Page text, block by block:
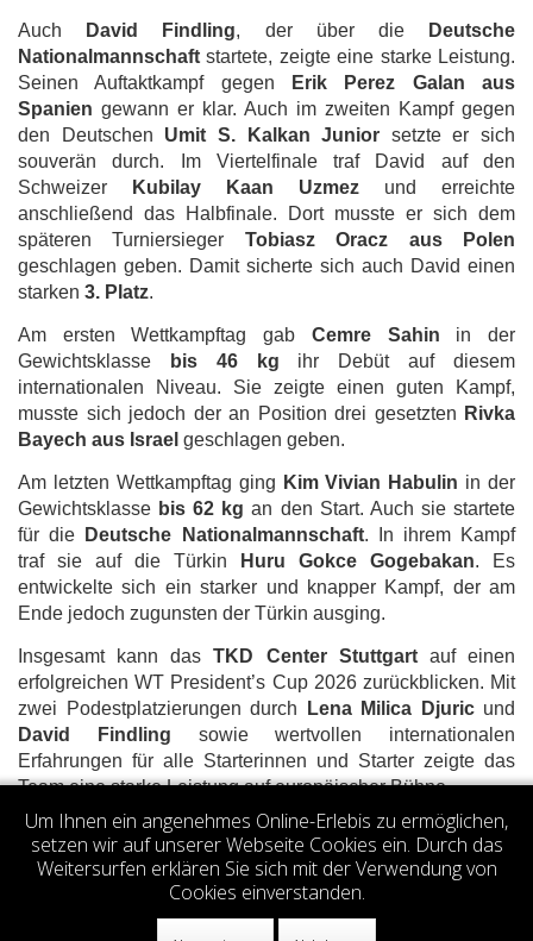
Auch David Findling, der über die
Deutsche
Nationalmannschaft startete, zeigte eine starke Leistung.
Seinen Auftaktkampf gegen
Erik Perez Galan aus
Spanien gewann er klar. Auch im zweiten Kampf gegen
den Deutschen Umit S. Kalkan Junior setzte er sich
souverän durch. Im Viertelfinale traf David auf den
Schweizer
Kubilay Kaan Uzmez und erreichte
anschließend das Halbfinale. Dort musste er sich dem
späteren Turniersieger Tobiasz Oracz aus Polen
geschlagen geben. Damit sicherte sich auch David einen
starken 3. Platz.
Am ersten Wettkampftag gab Cemre Sahin in der
Gewichtsklasse
bis 46 kg ihr Debüt auf diesem
internationalen Niveau. Sie zeigte einen guten Kampf,
musste sich jedoch der an Position drei gesetzten Rivka
Bayech aus Israel geschlagen geben.
Am letzten Wettkampftag ging Kim Vivian Habulin in der
Gewichtsklasse bis 62 kg an den Start. Auch sie startete
für die
Deutsche Nationalmannschaft. In ihrem Kampf
traf sie auf die Türkin
Huru Gokce Gogebakan. Es
entwickelte sich ein starker und knapper Kampf, der am
Ende jedoch zugunsten der Türkin ausging.
Insgesamt kann dasTKD Center Stuttgartauf einen
erfolgreichen WT President’s Cup 2026 zurückblicken. Mit
zwei Podestplatzierungen durch
Lena Milica Djuricund
David Findling sowie wertvollen internationalen
Erfahrungen für alle Starterinnen und Starter zeigte das
Team eine starke Leistung auf europäischer Bühne.
Votes 0.00 (0 votes)
© 2026TKD Center Stuttgart e.V.
Um Ihnen ein angenehmes Online-Erlebis zu ermöglichen,
setzen wir auf unserer Webseite Cookies ein. Durch das
Weitersurfen erklären Sie sich mit der Verwendung von
Cookies einverstanden.